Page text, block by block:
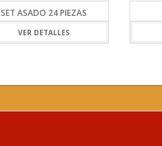
SET ASADO 24 PIEZAS
VER DETALLES